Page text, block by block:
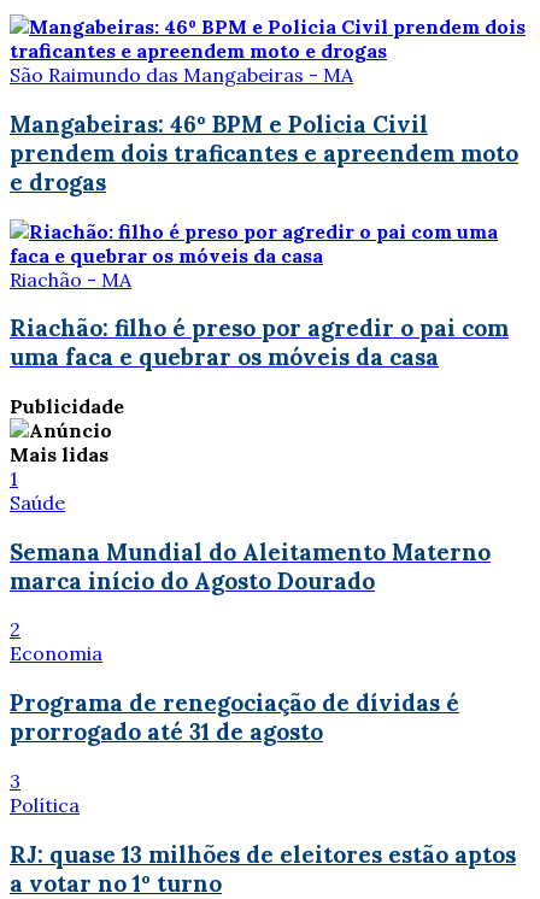
São Raimundo das Mangabeiras - MA
Mangabeiras: 46º BPM e Policia Civil
prendem dois traficantes e apreendem moto
e drogas
Riachão - MA
Riachão: filho é preso por agredir o pai com
uma faca e quebrar os móveis da casa
Publicidade
Mais lidas
1
Saúde
Semana Mundial do Aleitamento Materno
marca início do Agosto Dourado
2
Economia
Programa de renegociação de dívidas é
prorrogado até 31 de agosto
3
Política
RJ: quase 13 milhões de eleitores estão aptos
a votar no 1º turno